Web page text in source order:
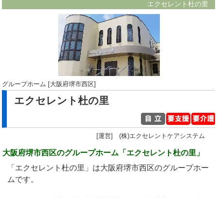
エクセレント杜の里
グループホーム [大阪府堺市西区]
エクセレント杜の里
[運営] (株)エクセレントケアシステム
大阪府堺市西区のグループホーム「エクセレント杜の里」
「エクセレント杜の里」は大阪府堺市西区のグループホー
ムです。